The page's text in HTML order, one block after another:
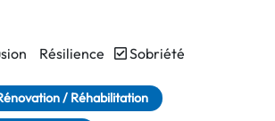
Résilience Sobriété
/ Réhabilitation